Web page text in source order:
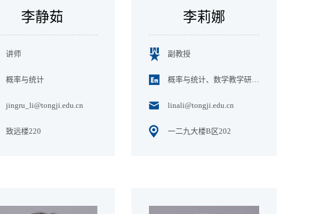
李静茹
讲师
概率与统计
jingru_li@tongji.edu.cn
致远楼220
李莉娜
副教授
概率与统计、数学教学研究中心
linali@tongji.edu.cn
一二九大楼B区202